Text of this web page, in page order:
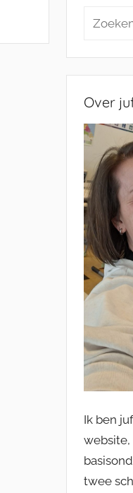
Zoeken
Over
Ik ben
website,
twee